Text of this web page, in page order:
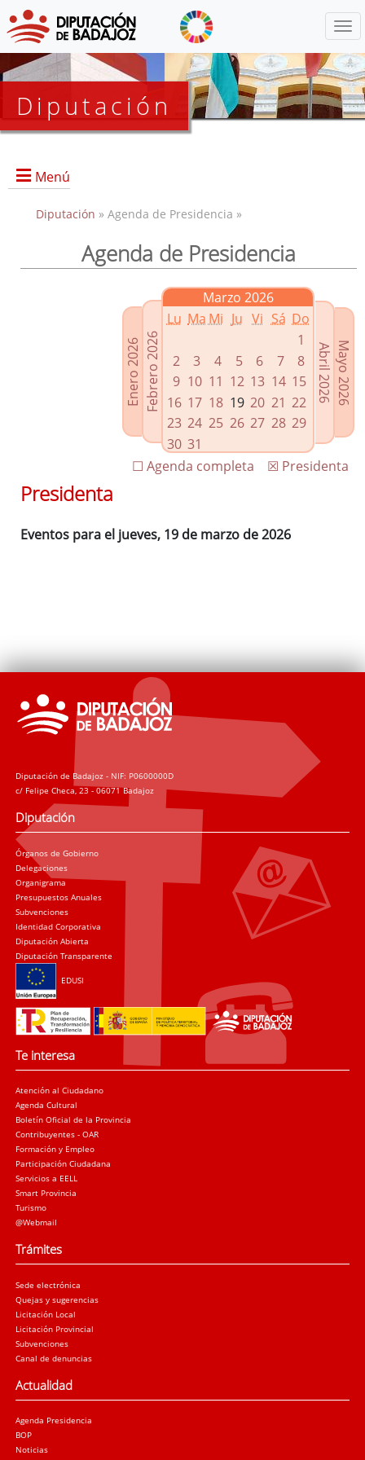
Diputación
Menú
Presidencia
Enlaces relacionados
Agenda de Presidencia
Plenos provinciales y Juntas de gobierno
Oficina de Proyectos Europeos
Diputación » Agenda de Presidencia »
Agenda de Presidencia
Enero 2026Febrero 2026
Marzo 2026
Lu Ma Mi Ju Vi Sá Do
1
2
3 4 5 6 7
8
9 10 11 12 13 14 15
16 17 18 19 20 21 22
23 24 25 26 27 28 29
30 31
Mayo 2026
Abril 2026
☒ Presidenta
☐ Agenda completa
Presidenta
Eventos para el jueves, 19 de marzo de 2026
Diputación de Badajoz - NIF: P0600000D
c/ Felipe Checa, 23 - 06071 Badajoz
Diputación
Órganos de Gobierno
Delegaciones
Organigrama
Presupuestos Anuales
Subvenciones
Identidad Corporativa
Diputación Abierta
Diputación Transparente
EDUSI
Te interesa
Atención al Ciudadano
Agenda Cultural
Boletín Oficial de la Provincia
Contribuyentes - OAR
Formación y Empleo
Participación Ciudadana
Servicios a EELL
Smart Provincia
Turismo
@Webmail
Trámites
Sede electrónica
Quejas y sugerencias
Licitación Local
Licitación Provincial
Subvenciones
Canal de denuncias
Actualidad
Agenda Presidencia
BOP
Noticias